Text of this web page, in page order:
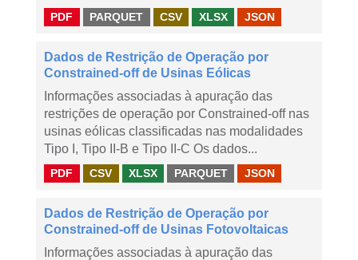
PDF PARQUET CSV XLSX JSON
Dados de Restrição de Operação por
Constrained-off de Usinas Eólicas
Informações associadas à apuração das
restrições de operação por Constrained-off nas
usinas eólicas classificadas nas modalidades
Tipo I, Tipo II-B e Tipo II-C Os dados...
PDF CSV XLSX PARQUET JSON
Dados de Restrição de Operação por
Constrained-off de Usinas Fotovoltaicas
Informações associadas à apuração das